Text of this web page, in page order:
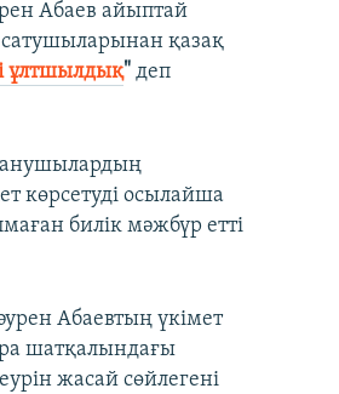
Абаев айыптай
қазақ
ұлтшылдық" деп
көрсетуді осылайша
билік мәжбүр етті
Абаевтың үкімет
шатқалындағы
жасай сөйлегені